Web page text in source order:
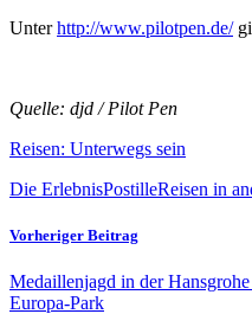
Unterhttp://www.pilotpen.de/
Quelle: djd / Pilot Pen
Reisen: Unterwegs sein
Die ErlebnisPostilleReisen in
Vorheriger Beitrag
Medaillenjagd in der
Europa-Park